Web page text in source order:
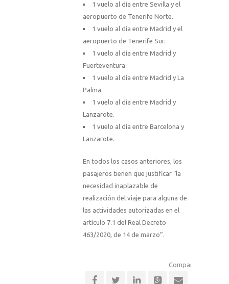
1 vuelo al día entre Sevilla y el
aeropuerto de Tenerife Norte.
1 vuelo al día entre Madrid y el
aeropuerto de Tenerife Sur.
1 vuelo al día entre Madrid y
Fuerteventura.
1 vuelo al día entre Madrid y La
Palma.
1 vuelo al día entre Madrid y
Lanzarote.
1 vuelo al día entre Barcelona y
Lanzarote.
En todos los casos anteriores, los
pasajeros tienen que justificar “la
necesidad inaplazable de
realización del viaje para alguna de
las actividades autorizadas en el
artículo 7.1 del Real Decreto
463/2020, de 14 de marzo”.
Comparte esta